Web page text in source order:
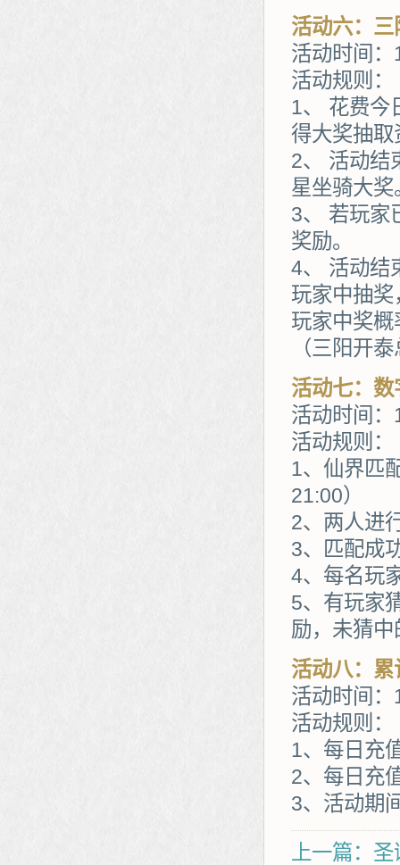
活动六：三
活动时间
活动规则：
1、 花费今
得大奖抽取
2、 活动结
星坐骑大奖
3、 若玩家
奖励。
4、 活动结
玩家中抽
玩家中奖概
（三阳开
活动七：
活动时间
活动规则：
1、仙界匹
21:00）
2、两人进
3、匹配成
4、每名玩
5、有玩家
励，未猜
活动八：累
活动时间
活动规则：
1、每日充
2、每日充
3、活动期
上一篇：